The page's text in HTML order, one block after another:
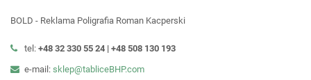
BOLD - Reklama Poligrafia Roman Kacperski
tel: +48 32 330 55 24 | +48 508 130 193
e-mail: sklep@tabliceBHP.com